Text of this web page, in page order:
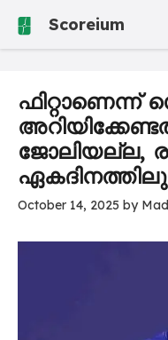
Scoreium
ഫിറ്റാണെന്ന്
ജോലിയല്ല,
October 14, 2025 by